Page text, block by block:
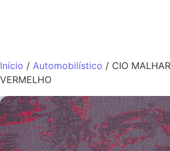
Início / Automobilístico / CIO
VERMELHO